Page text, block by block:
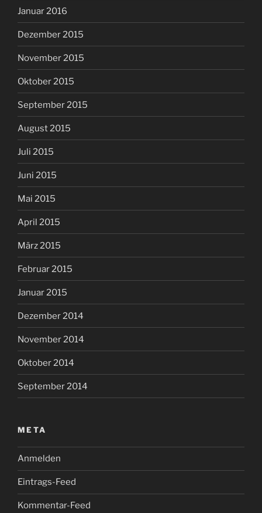
Januar 2016
Dezember 2015
November 2015
Oktober 2015
September 2015
August 2015
Juli 2015
Juni 2015
Mai 2015
April 2015
März 2015
Februar 2015
Januar 2015
Dezember 2014
November 2014
Oktober 2014
September 2014
META
Anmelden
Eintrags-Feed
Kommentar-Feed